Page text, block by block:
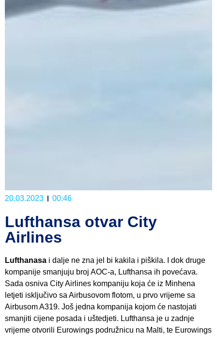
20.03.2023 00:46
Lufthansa otvar City
Airlines
Lufthanasa i dalje ne zna jel bi kakila i piškila. I dok druge
kompanije smanjuju broj AOC-a, Lufthansa ih povećava.
Sada osniva City Airlines kompaniju koja će iz Minhena
letjeti isključivo sa Airbusovom flotom, u prvo vrijeme sa
Airbusom A319. Još jedna kompanija kojom će nastojati
smanjiti cijene posada i uštedjeti. Lufthansa je u zadnje
vrijeme otvorili Eurowings podružnicu na Malti, te Eurowings